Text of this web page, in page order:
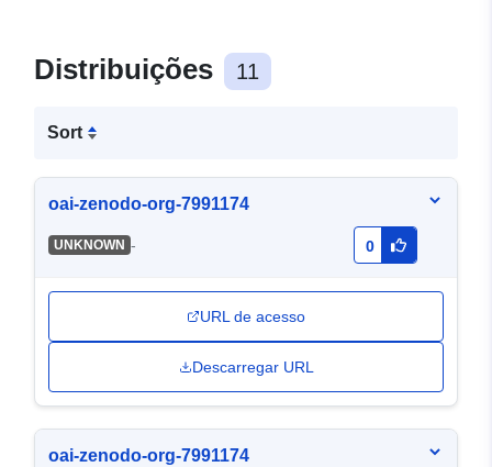
Distribuições 11
Sort
oai-zenodo-org-7991174
UNKNOWN - 0
URL de acesso
Descarregar URL
oai-zenodo-org-7991174